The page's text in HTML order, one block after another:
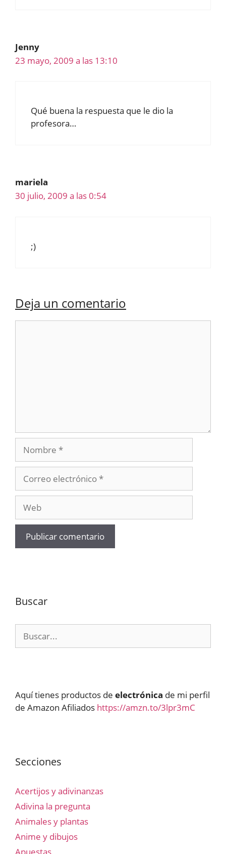
Jenny
23 mayo, 2009 a las 13:10
Qué buena la respuesta que le dio la
profesora…
mariela
30 julio, 2009 a las 0:54
;)
Deja un comentario
Nombre
electrónico
Buscar
Aquí tienes productos de electrónica de mi perfil
de Amazon Afiliados https://amzn.to/3lpr3mC
Secciones
Acertijos y adivinanzas
Adivina la pregunta
Animales y plantas
Anime y dibujos